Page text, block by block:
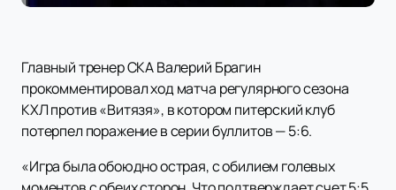
Главный тренер СКА Валерий Брагин
прокомментировал ход матча регулярного сезона
КХЛ против «Витязя», в котором питерский клуб
потерпел поражение в серии буллитов — 5:6.
«Игра была обоюдно острая, с обилием голевых